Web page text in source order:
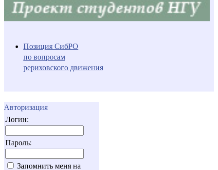
Позиция СибРО
по вопросам
рериховского движения
Авторизация
Логин:
Пароль:
Запомнить меня на